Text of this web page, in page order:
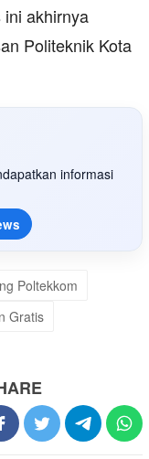
akhirnya
Politeknik Kota
informasi
Poltekkom
Gratis